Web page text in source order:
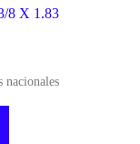
8 X 1.83
nacionales